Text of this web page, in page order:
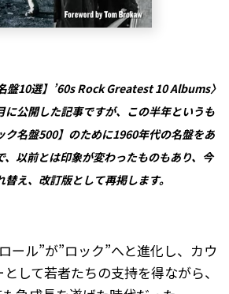
盤10選】’60s Rock Greatest 10 Albums〉
公開した記事ですが、この半年というも
ク名盤500】のために1960年代の名盤をあ
、以前とは印象が変わったものもあり、今
え、改訂版として再掲します。
ール”が”ロック”へと進化し、カウ
して若者たちの支持を得ながら、